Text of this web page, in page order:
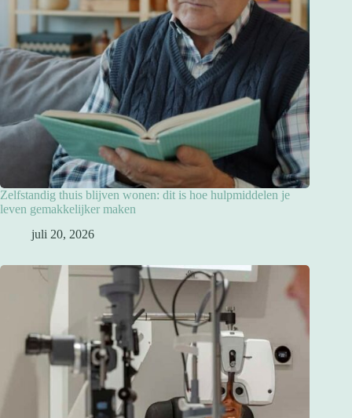
Zelfstandig thuis blijven wonen: dit is hoe hulpmiddelen je
leven gemakkelijker maken
juli 20, 2026